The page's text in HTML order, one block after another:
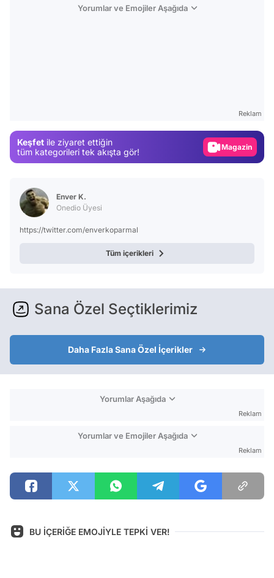
Yorumlar ve Emojiler Aşağıda
Reklam
Keşfet ile ziyaret ettiğin
tüm kategorileri tek akışta gör!
Magazin
Enver K.
Onedio Üyesi
https://twitter.com/enverkoparmal
Tüm içerikleri
Sana Özel Seçtiklerimiz
Daha Fazla Sana Özel İçerikler
Yorumlar Aşağıda
Reklam
Yorumlar ve Emojiler Aşağıda
Reklam
BU İÇERİĞE EMOJİYLE TEPKİ VER!